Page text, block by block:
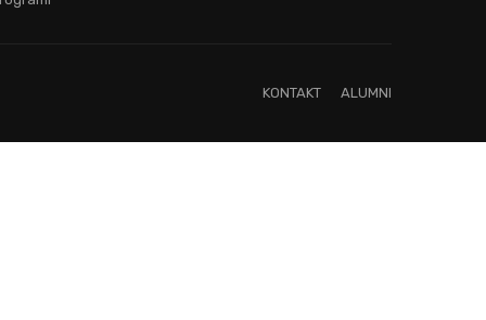
KONTAKT ALUMNI